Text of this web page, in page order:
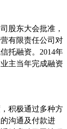
股东大会批准，
有限责任公司对
托融资。 2014年
主当年完成融资
积极通过多种方
沟通及付款进